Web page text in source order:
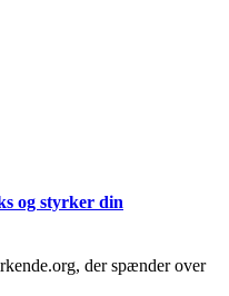
og styrker din
der spænder over